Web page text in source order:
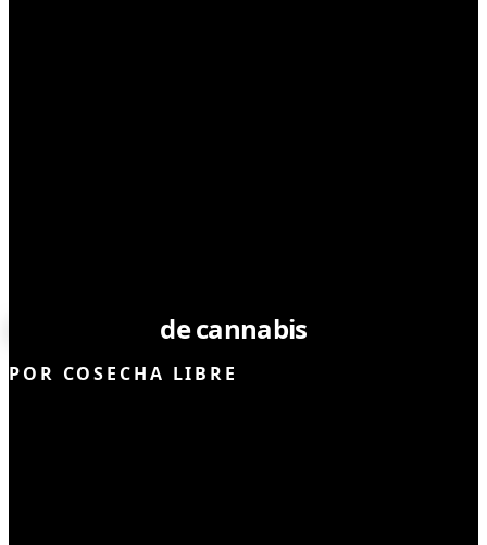
de cannabis
POR COSECHA LIBRE